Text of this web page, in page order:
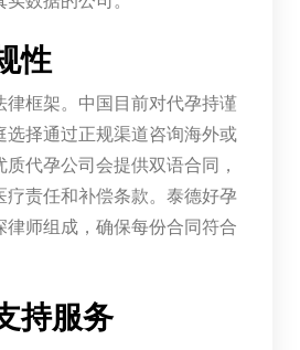
性
律框架。中国目前对代孕持谨
选择通过正规渠道咨询海外或
代孕公司会提供双语合同，
疗责任和补偿条款。泰德好孕
律师组成，确保每份合同符合
持服务